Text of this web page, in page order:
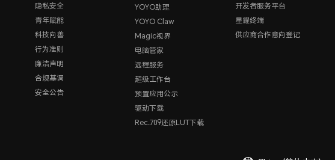
隐私安全
青年赋能
科技向善
行为准则
廉洁声明
合规基调
安全公告
YOYO助理
YOYO Claw
Magic视界
电脑管家
远程服务
超级工作台
预置应用公示
驱动下载
Rec.709还原LUT下载
开发者服务平台
星耀终端
供应商合作意向登记